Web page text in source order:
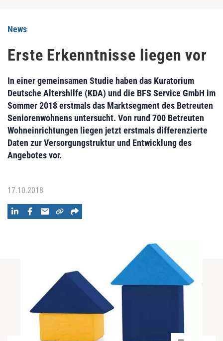
News
Erste Erkenntnisse liegen vor
In einer gemeinsamen Studie haben das Kuratorium
Deutsche Altershilfe (KDA) und die BFS Service GmbH im
Sommer 2018 erstmals das Marktsegment des Betreuten
Seniorenwohnens untersucht. Von rund 700 Betreuten
Wohneinrichtungen liegen jetzt erstmals differenzierte
Daten zur Versorgungstruktur und Entwicklung des
Angebotes vor.
17.10.2018